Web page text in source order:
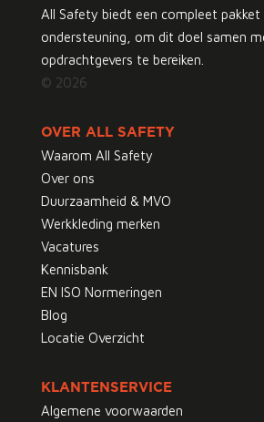
All Safety biedt een compleet pakket
ondersteuning, om dit doel samen
opdrachtgevers te bereiken.
© 2026
OVER ALL SAFETY
Waarom All Safety
Over ons
Duurzaamheid & MVO
Werkkleding merken
Vacatures
Kennisbank
EN ISO Normeringen
Blog
Locatie Overzicht
KLANTENSERVICE
Algemene voorwaarden